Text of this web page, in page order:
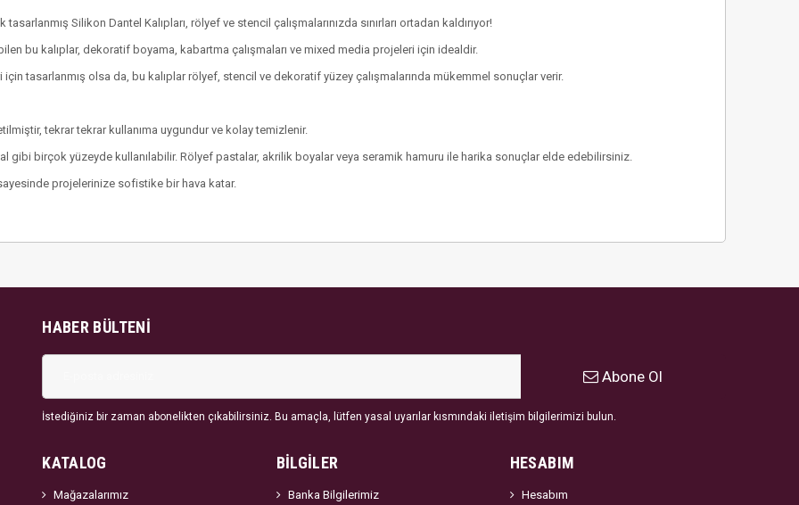
Silikon Dantel Kalıpları, rölyef ve stencil çalışmalarınızda sınırları ortadan kaldırıyor!
bu kalıplar, dekoratif boyama, kabartma çalışmaları ve mixed media projeleri için idealdir.
tasarlanmış olsa da, bu kalıplar rölyef, stencil ve dekoratif yüzey çalışmalarında mükemmel sonuçlar verir.
tekrar tekrar kullanıma uygundur ve kolay temizlenir.
gibi birçok yüzeyde kullanılabilir. Rölyef pastalar, akrilik boyalar veya seramik hamuru ile harika sonuçlar elde edebilirsiniz.
projelerinize sofistike bir hava katar.
HABER BÜLTENI
Abone Ol
İstediğiniz bir zaman abonelikten çıkabilirsiniz. Bu amaçla, lütfen yasal uyarılar kısmındaki iletişim bilgilerimizi bulun.
KATALOG
Mağazalarımız
BİLGİLER
Banka Bilgilerimiz
HESABIM
Hesabım